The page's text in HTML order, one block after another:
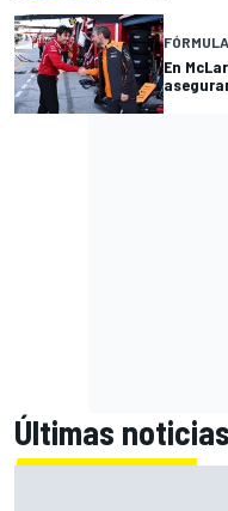
En
Últimas noticias